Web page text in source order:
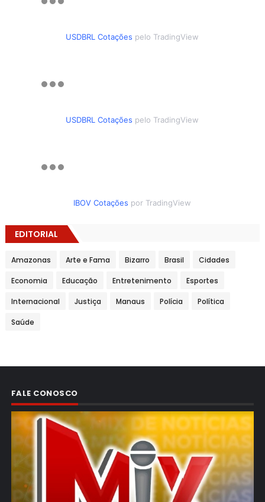
USDBRL Cotações pelo TradingView
USDBRL Cotações pelo TradingView
IBOV Cotações por TradingView
EDITORIAL
Amazonas Arte e Fama Bizarro Brasil Cidades
Economia Educação Entretenimento Esportes
Internacional Justiça Manaus Polícia Política
Saúde
FALE CONOSCO